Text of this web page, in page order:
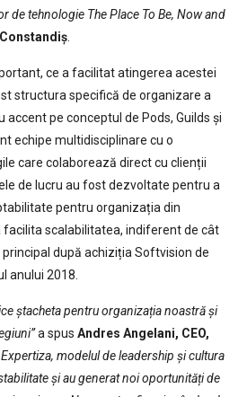
de tehnologie The Place To Be, Now and
Constandiș.
ce a facilitat atingerea acestei
structura specifică de organizare a
accent pe conceptul de Pods, Guilds și
echipe multidisciplinare cu o
care colaborează direct cu clienții
de lucru au fost dezvoltate pentru a
pentru organizația din
facilita scalabilitatea, indiferent de cât
după achiziția Softvision de
anului 2018.
ștacheta pentru organizația noastră și
a spus Andres Angelani, CEO,
„Expertiza, modelul de leadership și cultura
și au generat noi oportunități de